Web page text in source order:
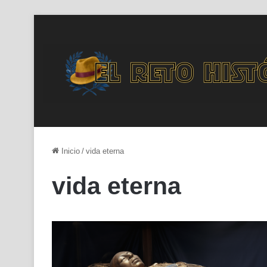
Inicio / vida eterna
vida eterna